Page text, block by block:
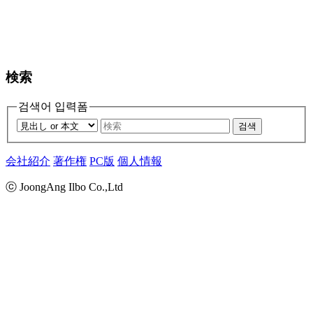
検索
검색어 입력폼
검색
会社紹介 著作権 PC版 個人情報
ⓒ JoongAng Ilbo Co.,Ltd